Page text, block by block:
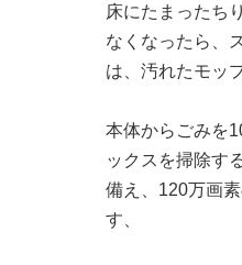
床にたまったち
なくなったら、
は、汚れたモッ
本体からごみを
ックスを掃除す
備え、120万画
す、